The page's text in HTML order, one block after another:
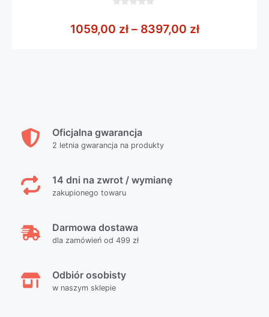
5
1059,00 zł – 8397,00 złZakres cen:
Oficjalna gwarancja
2 letnia gwarancja na produkty
14 dni na zwrot / wymianę
zakupionego towaru
Darmowa dostawa
dla zamówień od 499 zł
Odbiór osobisty
w naszym sklepie